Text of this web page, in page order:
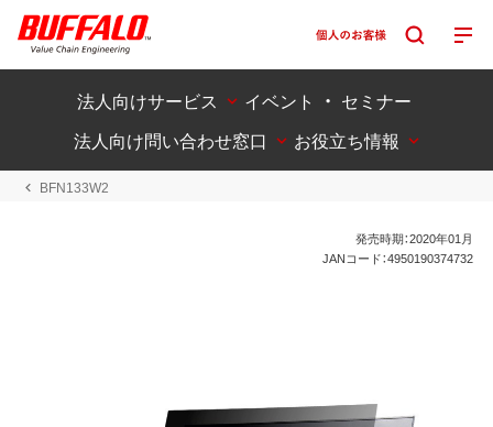
法人向けサービス
イベント ・ セミナー
法人向け問い合わせ窓口
お役立ち情報
BFN133W2
発売時期：2020年01月
JANコード：4950190374732